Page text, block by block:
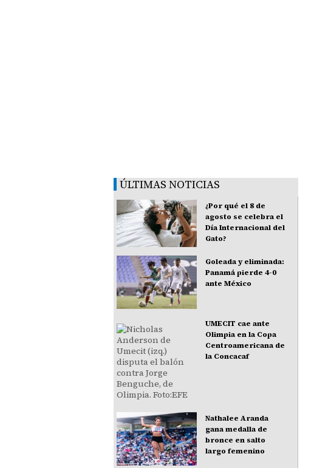
ÚLTIMAS NOTICIAS
¿Por qué el 8 de
agosto se celebra el
Día Internacional del
Gato?
Goleada y eliminada:
Panamá pierde 4-0
ante México
UMECIT cae ante
Olimpia en la Copa
Centroamericana de
la Concacaf
Nathalee Aranda
gana medalla de
bronce en salto
largo femenino